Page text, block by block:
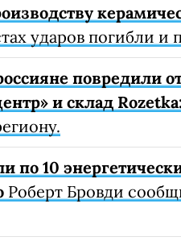
ударов погибли и
повредили
и склад
по 10
Роберт Бровди